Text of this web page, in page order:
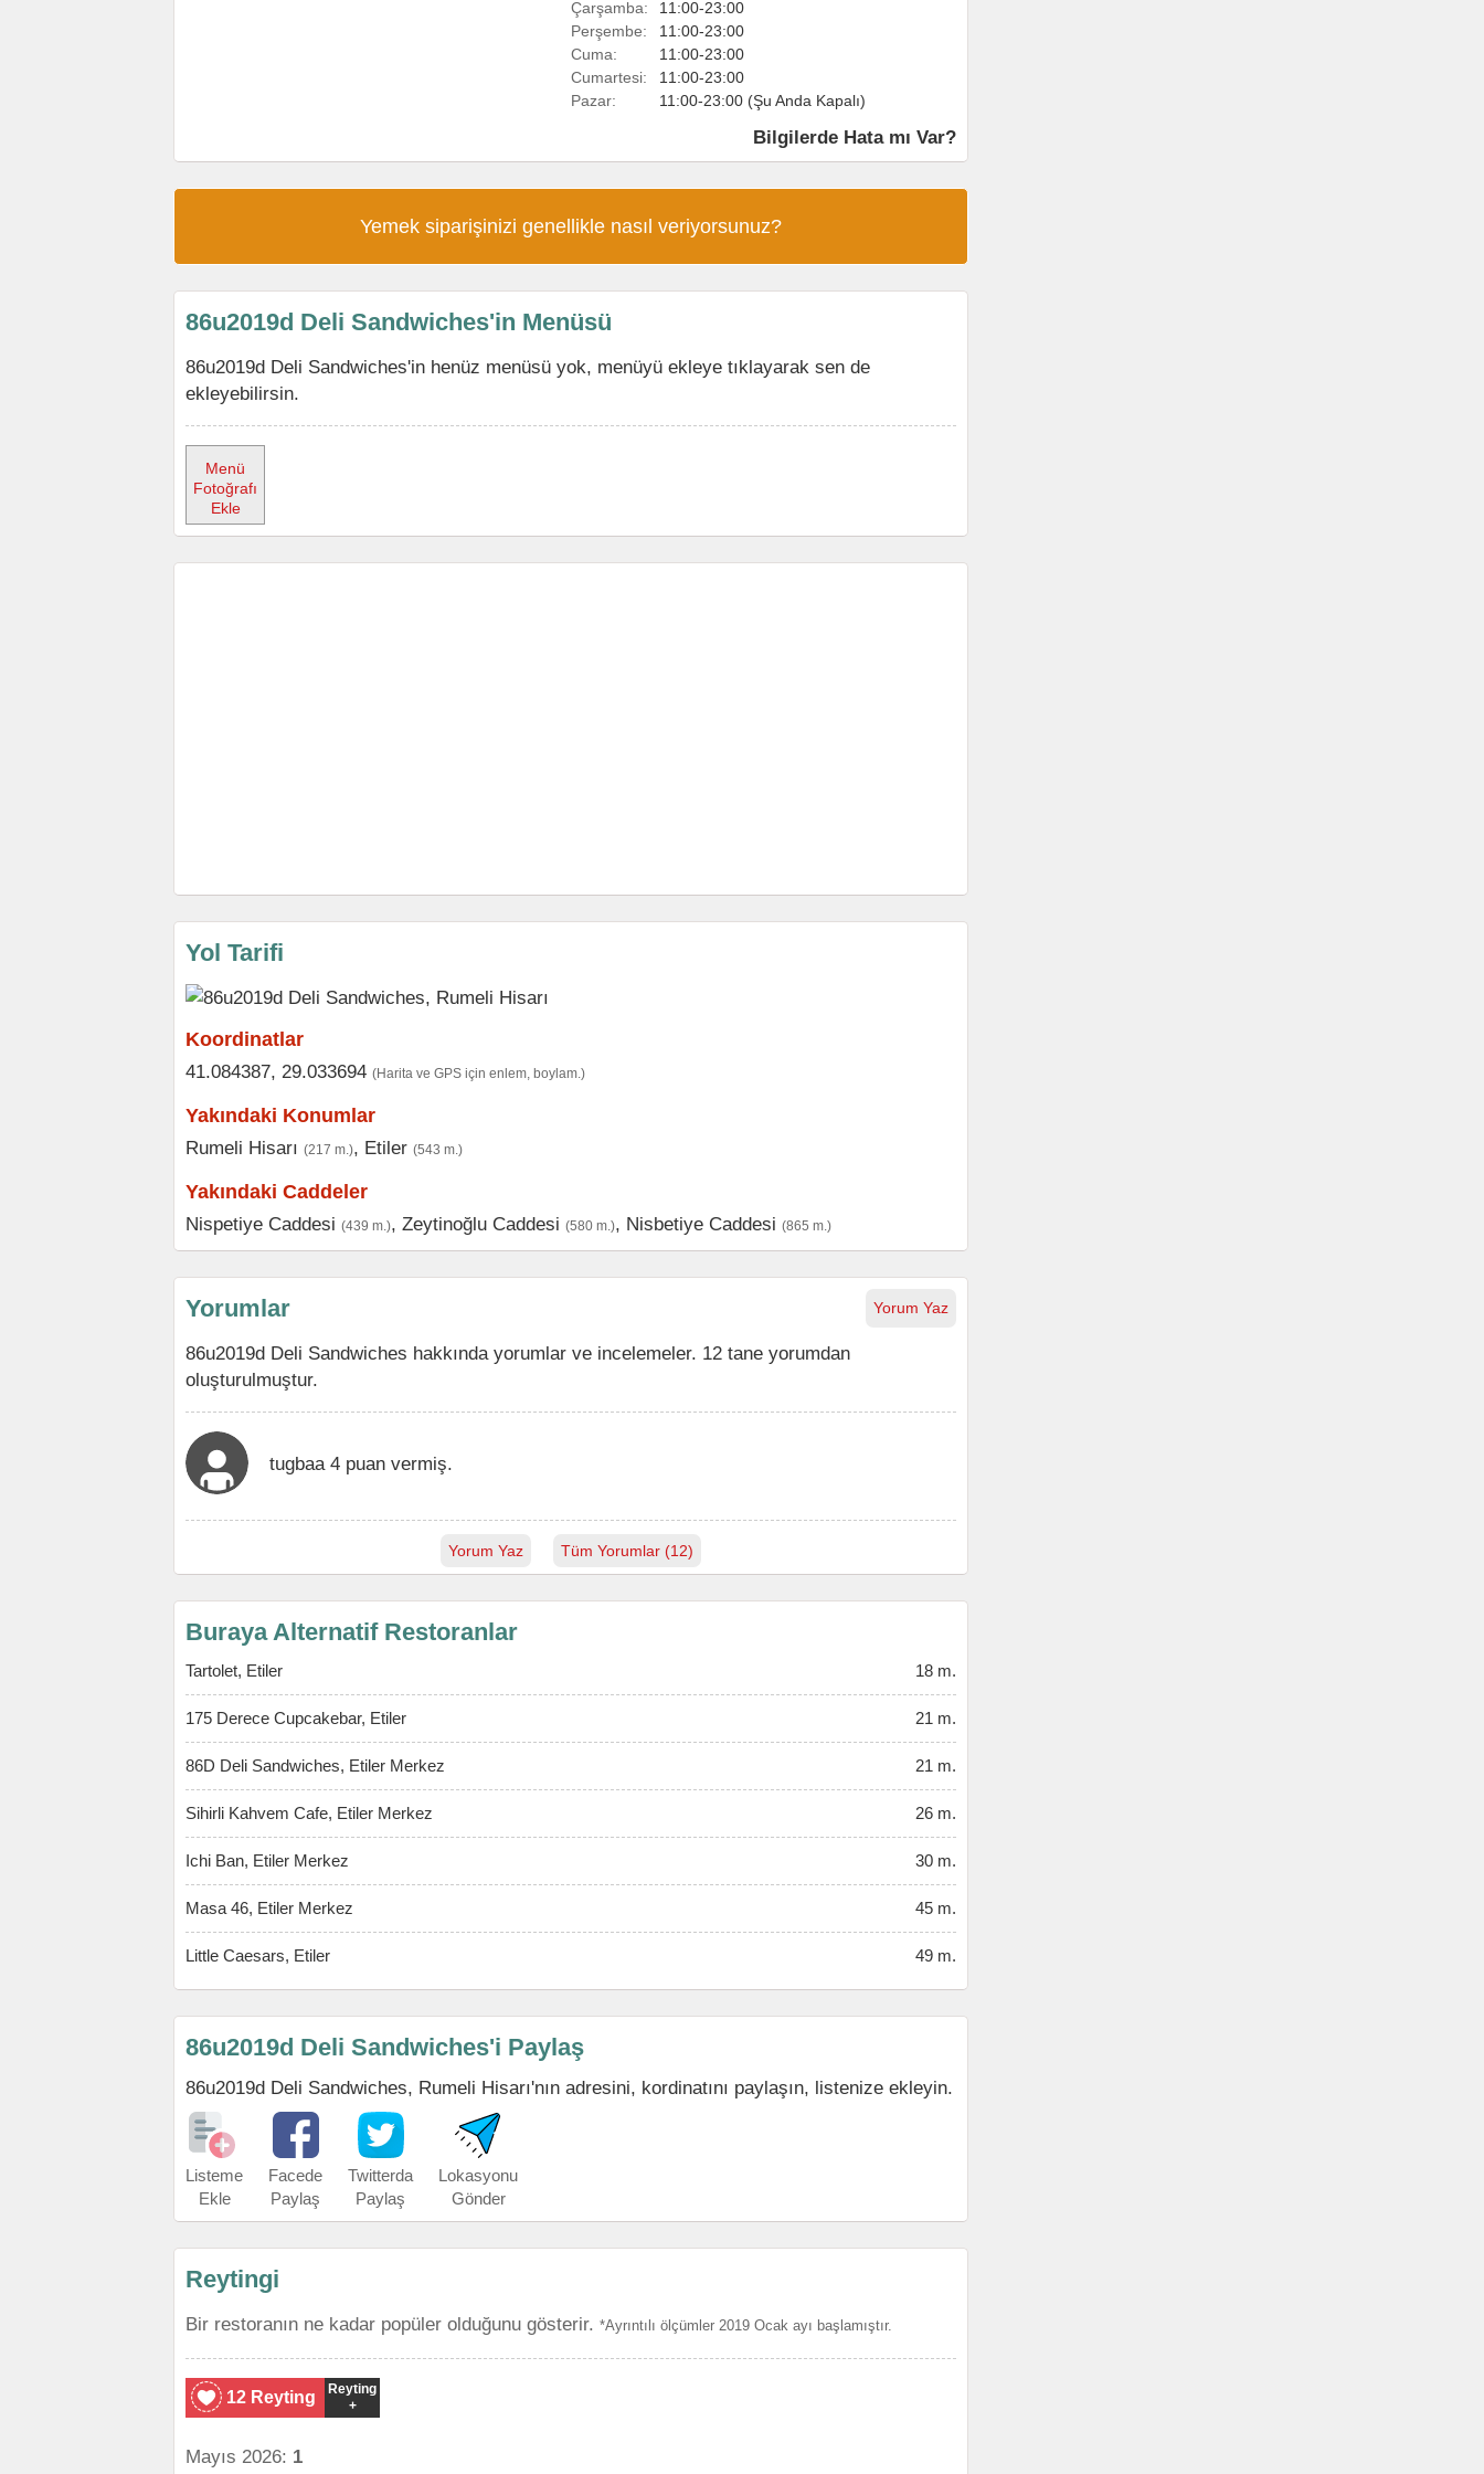
Çarşamba:
11:00-23:00
Perşembe:
11:00-23:00
Cuma:
11:00-23:00
Cumartesi:
11:00-23:00
Pazar:
11:00-23:00 (Şu Anda Kapalı)
Bilgilerde Hata mı Var?
Yemek siparişinizi genellikle nasıl veriyorsunuz?
86u2019d Deli Sandwiches'in Menüsü
86u2019d Deli Sandwiches'in henüz menüsü yok, menüyü ekleye tıklayarak sen de
ekleyebilirsin.
Menü
Fotoğrafı
Ekle
Yol Tarifi
Koordinatlar
41.084387, 29.033694 (Harita ve GPS için enlem, boylam.)
Yakındaki Konumlar
Rumeli Hisarı (217 m.), Etiler (543 m.)
Yakındaki Caddeler
Nispetiye Caddesi (439 m.), Zeytinoğlu Caddesi (580 m.), Nisbetiye Caddesi (865 m.)
Yorum Yaz
Yorumlar
86u2019d Deli Sandwiches hakkında yorumlar ve incelemeler. 12 tane yorumdan
oluşturulmuştur.
tugbaa 4 puan vermiş.
Yorum Yaz Tüm Yorumlar (12)
Buraya Alternatif Restoranlar
Tartolet, Etiler 18 m.
175 Derece Cupcakebar, Etiler 21 m.
86D Deli Sandwiches, Etiler Merkez 21 m.
Sihirli Kahvem Cafe, Etiler Merkez 26 m.
Ichi Ban, Etiler Merkez 30 m.
Masa 46, Etiler Merkez 45 m.
Little Caesars, Etiler 49 m.
86u2019d Deli Sandwiches'i Paylaş
86u2019d Deli Sandwiches, Rumeli Hisarı'nın adresini, kordinatını paylaşın, listenize ekleyin.
Listeme
Ekle
Facede
Paylaş
Twitterda
Paylaş
Lokasyonu
Gönder
Reytingi
Bir restoranın ne kadar popüler olduğunu gösterir. *Ayrıntılı ölçümler 2019 Ocak ayı başlamıştır.
12 Reyting
Reyting
+
Mayıs 2026: 1